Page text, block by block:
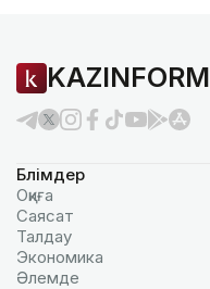
KAZINFORM
Бөлімдер
Оқиға
Саясат
Талдау
Экономика
Әлемде